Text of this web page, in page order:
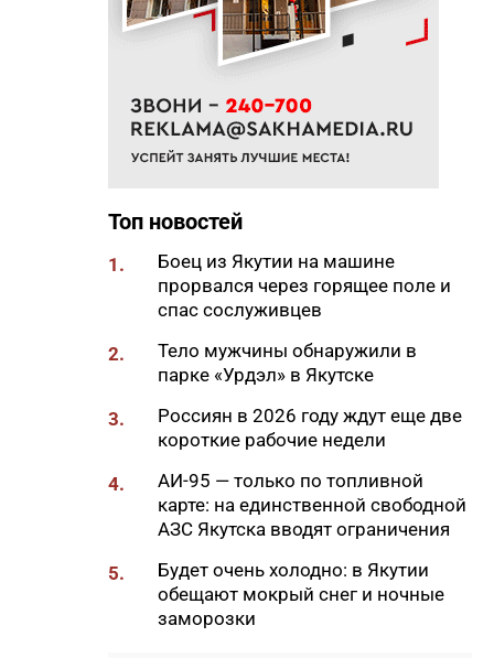
В Якутии стартовал
молодежный Суглан коренных
Севера
18:40
В Якутии заготовлено более
восстановили две единицы
спецтехники в зоне СВО
стабилизируется
игра от якутских
разработчиков
18:01
85-квартирный дом в
Октемцах сдадут в конце
августа
17:50
Минздрав Якутии: раннее
выявление гепатита С
позволяет предотвратить
Топ новостей
1.
Боец из Якутии на машине
прорвался через горящее поле и
спас сослуживцев
2.
Тело мужчины обнаружили в
парке «Урдэл» в Якутске
3.
Россиян в 2026 году ждут еще две
короткие рабочие недели
4.
АИ-95 — только по топливной
карте: на единственной свободной
АЗС Якутска вводят ограничения
5.
Будет очень холодно: в Якутии
обещают мокрый снег и ночные
заморозки